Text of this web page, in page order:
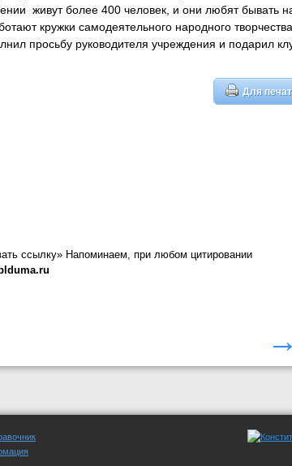
живут более 400 человек, и они любят бывать
кружки самодеятельного народного
просьбу руководителя учреждения и подарил
Для
ссылку» Напоминаем, при любом цитировании
→